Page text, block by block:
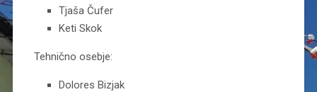
Tjaša Čufer
Keti Skok
Tehnično osebje:
Dolores Bizjak